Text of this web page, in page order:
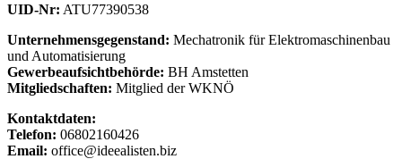
UID-Nr: ATU77390538
Unternehmensgegenstand: Mechatronik für Elektromaschinenbau
und Automatisierung
Gewerbeaufsichtbehörde: BH Amstetten
Mitgliedschaften: Mitglied der WKNÖ
Kontaktdaten:
Telefon: 06802160426
Email: office@ideealisten.biz